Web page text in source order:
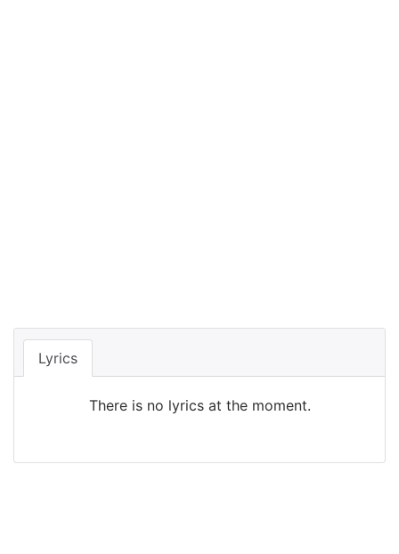
Lyrics
There is no lyrics at the moment.